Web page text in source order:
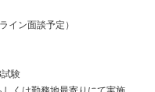
イン面談予定）
試験